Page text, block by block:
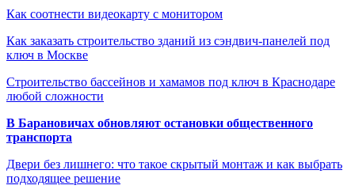
Как соотнести видеокарту с монитором
Как заказать строительство зданий из сэндвич-панелей под
ключ в Москве
Строительство бассейнов и хамамов под ключ в Краснодаре
любой сложности
В Барановичах обновляют остановки общественного
транспорта
Двери без лишнего: что такое скрытый монтаж и как выбрать
подходящее решение